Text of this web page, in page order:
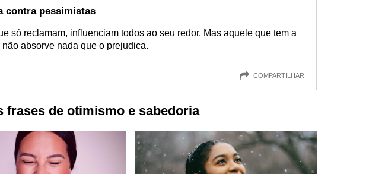
contra pessimistas
só reclamam, influenciam todos ao seu redor. Mas aquele que tem a
absorve nada que o prejudica.
COMPARTILHAR
frases de otimismo e sabedoria